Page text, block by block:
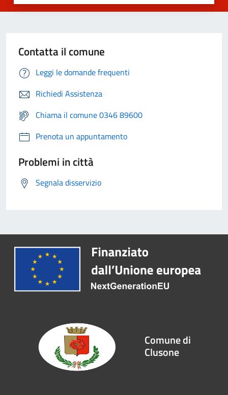
Contatta il comune
Leggi le domande frequenti
Richiedi Assistenza
Chiama il comune 0346 89600
Prenota un appuntamento
Problemi in città
Segnala disservizio
Comune di
Clusone